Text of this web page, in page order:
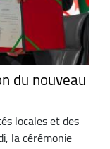
du nouveau
locales et des
la cérémonie